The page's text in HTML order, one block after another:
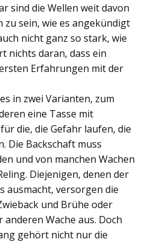
sind die Wellen weit davon
sein, wie es angekündigt
nicht ganz so stark, wie
nichts daran, dass ein
Erfahrungen mit der
in zwei Varianten, zum
eine Tasse mit
die, die Gefahr laufen, die
Die Backschaft muss
und von manchen Wachen
Diejenigen, denen der
ausmacht, versorgen die
und Brühe oder
Wache aus. Doch
gehört nicht nur die